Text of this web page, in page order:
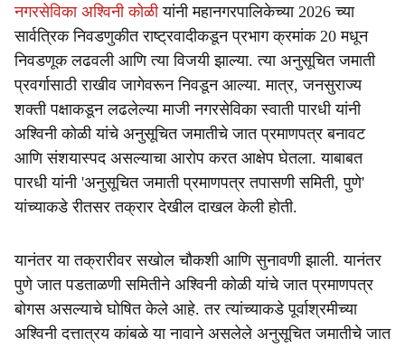
नगरसेविका अश्विनी कोळीयांनी महानगरपालिकेच्या 2026 च्या
सार्वत्रिक निवडणुकीत राष्ट्रवादीकडून प्रभाग क्रमांक 20 मधून
निवडणूक लढवली आणि त्या विजयी झाल्या. त्या अनुसूचित जमाती
प्रवर्गासाठी राखीव जागेवरून निवडून आल्या. मात्र, जनसुराज्य
शक्ती पक्षाकडून लढलेल्या माजी नगरसेविका स्वाती पारधी यांनी
अश्विनी कोळी यांचे अनुसूचित जमातीचे जात प्रमाणपत्र बनावट
आणि संशयास्पद असल्याचा आरोप करत आक्षेप घेतला. याबाबत
पारधी यांनी 'अनुसूचित जमाती प्रमाणपत्र तपासणी समिती, पुणे'
यांच्याकडे रीतसर तक्रार देखील दाखल केली होती.
यानंतर या तक्रारीवर सखोल चौकशी आणि सुनावणी झाली. यानंतर
पुणे जात पडताळणी समितीने अश्विनी कोळी यांचे जात प्रमाणपत्र
बोगस असल्याचे घोषित केले आहे. तर त्यांच्याकडे पूर्वाश्रमीच्या
अश्विनी दत्तात्रय कांबळे या नावाने असलेले अनुसूचित जमातीचे जात